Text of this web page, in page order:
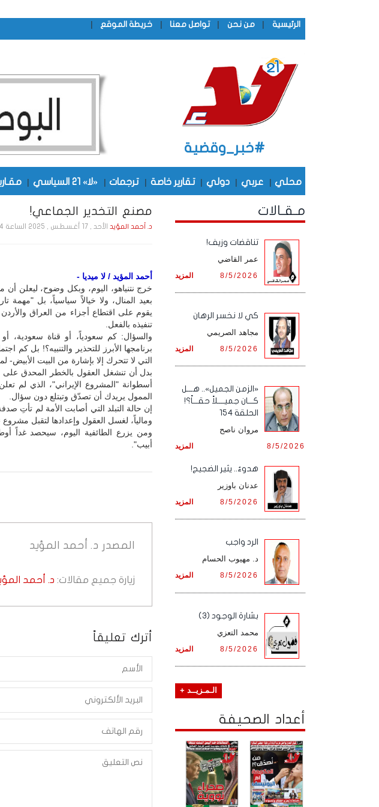
الرئيسية | من نحن | تواصل معنا | خريطة الموقع |
#خبر_وقضية
محلي | عربي | دولي | تقارير خاصة | ترجمات | «لا» 21 السياسي |
مصنع التخدير الجماعي!
د. أحمد المؤيد الأحد , 17 أغـسـطـس , 2025 الساعة 2:21:24 AM
أحمد المؤيد / لا ميديا -
خرج نتنياهو، اليوم، وبكل وضوح، ليعلن
بعيد المنال، ولا خيالاً سياسياً، بل
يقوم على اقتطاع أجزاء من العراق
تنفيذه بالفعل.
والسؤال: كم سعودياً، أو قناة سعودية،
برنامجها الأبرز للتحذير والتنبيه؟! بل كم
التي لا تتحرك إلا بإشارة من البيت
بدل أن تنشغل العقول بالخطر المحدق على
أسطوانة "المشروع الإيراني"، الذي لم
الممول يريدك أن تصدّق وتبتلع دون سؤال.
إن حالة التبلد التي أصابت الأمة لم تأتِ
ومالياً، لغسل العقول وإعدادها لتقبل
ومن يزرع الطائفية اليوم، سيحصد غداً
أبيب".
المصدر د. أحمد المؤيد
زيارة جميع مقالات: د. أحمد
أترك تعليقاً
مـقـالات
تناقضات وزيف!
عمر القاضي
المزيد 8/5/2026
كي لا نخسر الرهان
مجاهد الصريمي
المزيد 8/5/2026
«الزمن الجميل».. هـــل
كـــان جميــــلاً حقـــاً؟!
الحلقة 154
مروان ناصح
المزيد 8/5/2026
هدوءٌ.. يثير الضجيج!
عدنان باوزير
المزيد 8/5/2026
الرد واجب
د. مهيوب الحسام
المزيد 8/5/2026
بشارة الوجود (3)
محمد التعزي
المزيد 8/5/2026
الـمـزيــد +
أعداد الصحيفة